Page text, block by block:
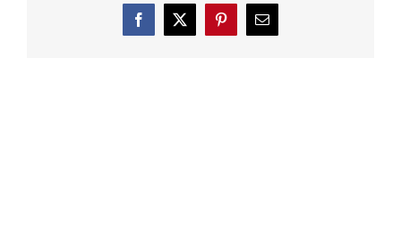
Facebook
X Pinterest
E-
Mail